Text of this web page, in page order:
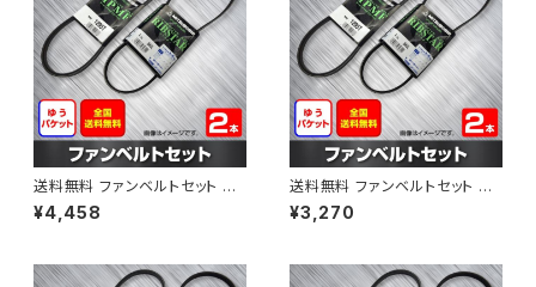
送料無料 ファンベルトセット 日
産 アベニール 型式PW11 H12.1
0～H14.08 （国内トップメーカ
¥4,458
送料無料 ファンベルトセット 日
産 サニー 型式B15 H10.10～H
12.09 （国内トップメーカー） 2
¥3,270